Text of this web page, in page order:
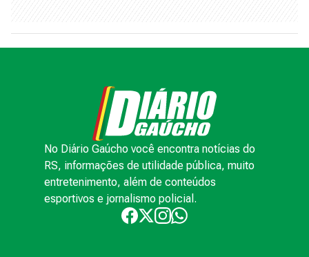
No Diário Gaúcho você encontra notícias do
RS, informações de utilidade pública, muito
entretenimento, além de conteúdos
esportivos e jornalismo policial.